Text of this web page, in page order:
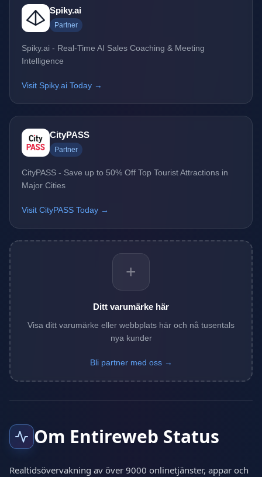
Spiky.ai
Partner
Spiky.ai - Real-Time AI Sales Coaching & Meeting
Intelligence
Visit Spiky.ai Today →
CityPASS
Partner
CityPASS - Save up to 50% Off Top Tourist Attractions in
Major Cities
Visit CityPASS Today →
+
Ditt varumärke här
Visa ditt varumärke eller webbplats här och nå tusentals
nya kunder
Bli partner med oss →
Om Entireweb Status
Realtidsövervakning av över 9000 onlinetjänster, appar och